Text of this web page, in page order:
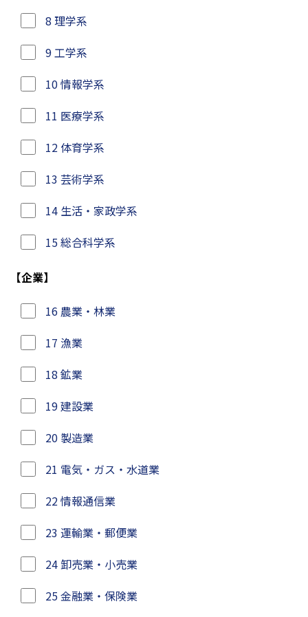
8 理学系
9 工学系
10 情報学系
11 医療学系
12 体育学系
13 芸術学系
14 生活・家政学系
15 総合科学系
【企業】
16 農業・林業
17 漁業
18 鉱業
19 建設業
20 製造業
21 電気・ガス・水道業
22 情報通信業
23 運輸業・郵便業
24 卸売業・小売業
25 金融業・保険業